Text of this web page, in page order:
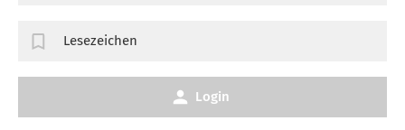
Lesezeichen
Login